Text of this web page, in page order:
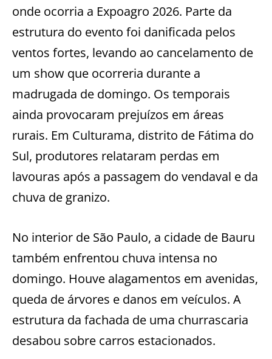
onde ocorria a Expoagro 2026. Parte da
estrutura do evento foi danificada pelos
ventos fortes, levando ao cancelamento de
um show que ocorreria durante a
madrugada de domingo. Os temporais
ainda provocaram prejuízos em áreas
rurais. Em Culturama, distrito de Fátima do
Sul, produtores relataram perdas em
lavouras após a passagem do vendaval e da
chuva de granizo.
No interior de São Paulo, a cidade de Bauru
também enfrentou chuva intensa no
domingo. Houve alagamentos em avenidas,
queda de árvores e danos em veículos. A
estrutura da fachada de uma churrascaria
desabou sobre carros estacionados.